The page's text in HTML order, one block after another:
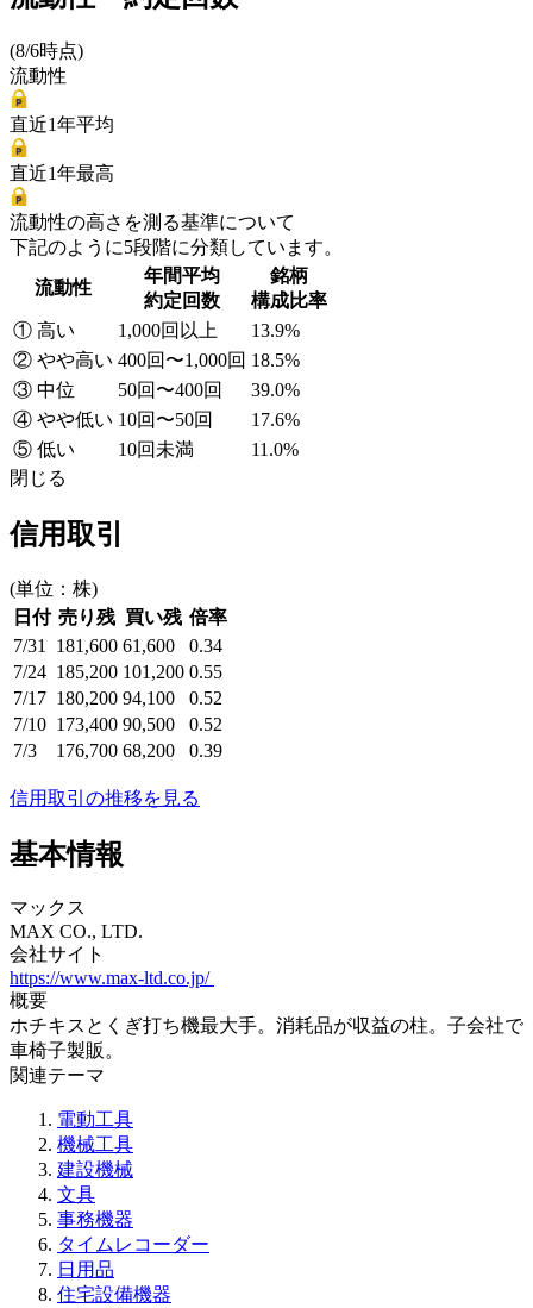
(8/6時点)
流動性
直近1年平均
直近1年最高
流動性の高さを測る基準について
下記のように5段階に分類しています。
流動性
年間平均
約定回数
銘柄
構成比率
① 高い
1,000回以上
13.9%
② やや高い 400回〜1,000回 18.5%
③ 中位
50回〜400回
39.0%
④ やや低い 10回〜50回
17.6%
⑤ 低い
10回未満
11.0%
閉じる
信用取引
(単位：株)
日付 売り残 買い残 倍率
7/31
181,600 61,600
0.34
7/24 185,200 101,200 0.55
7/17 180,200 94,100
0.52
7/10 173,400 90,500
0.52
7/3
176,700 68,200 0.39
信用取引の推移を見る
基本情報
マックス
MAX CO., LTD.
会社サイト
https://www.max-ltd.co.jp/
概要
ホチキスとくぎ打ち機最大手。消耗品が収益の柱。子会社で
車椅子製販。
関連テーマ
電動工具
機械工具
建設機械
文具
事務機器
タイムレコーダー
日用品
住宅設備機器